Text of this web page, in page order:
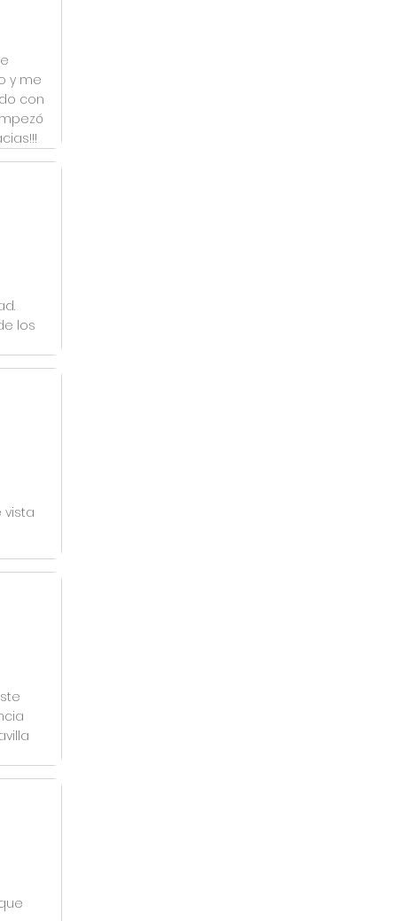
y me
con
los
vista